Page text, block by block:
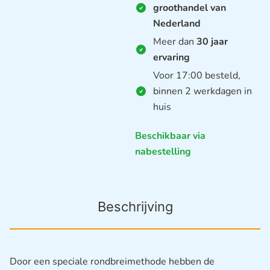
groothandel van
Nederland
Meer dan 30 jaar
ervaring
Voor 17:00 besteld,
binnen 2 werkdagen in
huis
Beschikbaar via
nabestelling
Beschrijving
Door een speciale rondbreimethode hebben de